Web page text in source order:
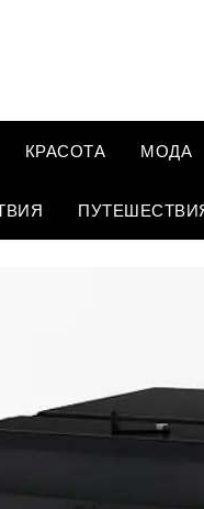
КРАСОТА МОДА